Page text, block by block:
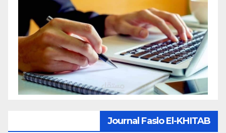
Journal Faslo El-KHITAB